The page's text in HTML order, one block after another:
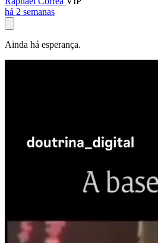
há 2 semanas
Ainda há esperança.